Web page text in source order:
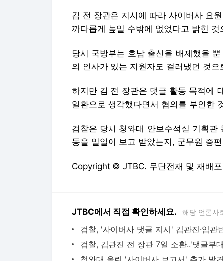
김 전 장관은 지시에 따라 사이버사 요
까다롭게 높일 수밖에 없었다고 밝힌 것
당시 국방부는 호남 출신을 배제했을
의 인사가 있는 지원자도 걸러냈던 것으
하지만 김 전 장관은 댓글 활동 목적에
일환으로 생각했다면서 혐의를 부인한
검찰은 당시 청와대 안보수석실 기획
동을 일일이 보고 받았는지, 군무원 증
Copyright © JTBC. 무단전재 및 재배
JTBC에서 직접 확인하세요. 해당 언론사